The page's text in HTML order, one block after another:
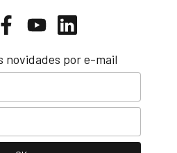
novidades por e-mail